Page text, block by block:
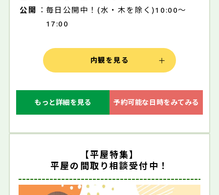
公開
毎日公開中！(水・木を除く)10:00～
17:00
内観を見る
もっと詳細を見る 予約可能な日時をみてみる
【平屋特集】
平屋の間取り相談受付中！